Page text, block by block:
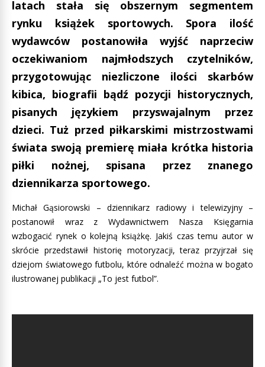
latach stała się obszernym segmentem
rynku książek sportowych. Spora ilość
wydawców postanowiła wyjść naprzeciw
oczekiwaniom najmłodszych czytelników,
przygotowując niezliczone ilości skarbów
kibica, biografii bądź pozycji historycznych,
pisanych językiem przyswajalnym przez
dzieci. Tuż przed piłkarskimi mistrzostwami
świata swoją premierę miała krótka historia
piłki nożnej, spisana przez znanego
dziennikarza sportowego.
Michał Gąsiorowski – dziennikarz radiowy i telewizyjny –
postanowił wraz z Wydawnictwem Nasza Księgarnia
wzbogacić rynek o kolejną książkę. Jakiś czas temu autor w
skrócie przedstawił historię motoryzacji, teraz przyjrzał się
dziejom światowego futbolu, które odnaleźć można w bogato
ilustrowanej publikacji „To jest futbol”.